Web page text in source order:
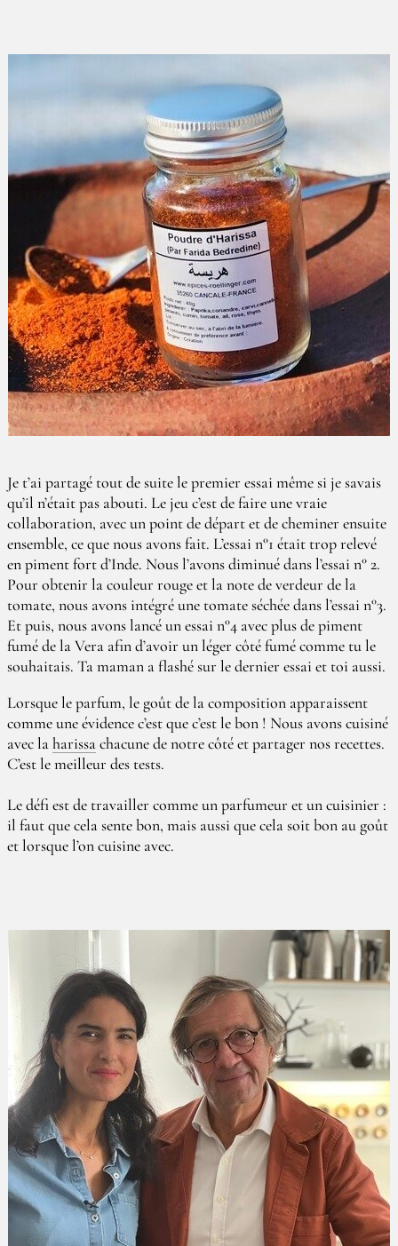
Je t’ai partagé tout de suite le premier essai même si je savais
qu’il n’était pas abouti. Le jeu c’est de faire une vraie
collaboration, avec un point de départ et de cheminer ensuite
ensemble, ce que nous avons fait. L’essai n°1 était trop relevé
en piment fort d’Inde. Nous l’avons diminué dans l’essai n° 2.
Pour obtenir la couleur rouge et la note de verdeur de la
tomate, nous avons intégré une tomate séchée dans l’essai n°3.
Et puis, nous avons lancé un essai n°4 avec plus de piment
fumé de la Vera afin d’avoir un léger côté fumé comme tu le
souhaitais. Ta maman a flashé sur le dernier essai et toi aussi.
Lorsque le parfum, le goût de la composition apparaissent
comme une évidence c’est que c’est le bon ! Nous avons cuisiné
avec laharissachacune de notre côté et partager nos recettes.
C’est le meilleur des tests.
Le défi est de travailler comme un parfumeur et un cuisinier :
il faut que cela sente bon, mais aussi que cela soit bon au goût
et lorsque l’on cuisine avec.